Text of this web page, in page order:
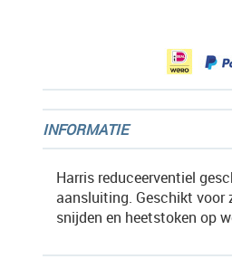
INFORMATIE
Harris reduceerventiel
aansluiting. Geschikt voor
snijden en heetstoken op